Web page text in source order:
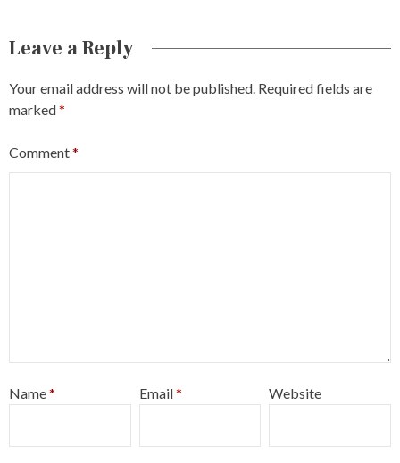
Leave a Reply
Your email address will not be published. Required fields are
marked*
Comment*
Name* Email* Website